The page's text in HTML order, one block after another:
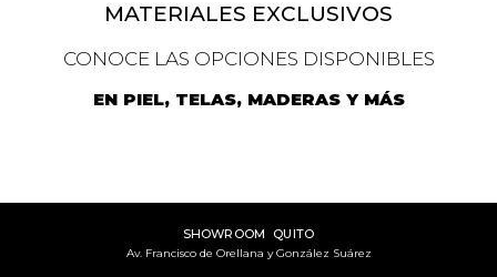
MATERIALES EXCLUSIVOS
CONOCE LAS OPCIONES DISPONIBLES
EN PIEL, TELAS, MADERAS Y MÁS
SHOWROOM QUITO
Av. Francisco de Orellana y González Suárez